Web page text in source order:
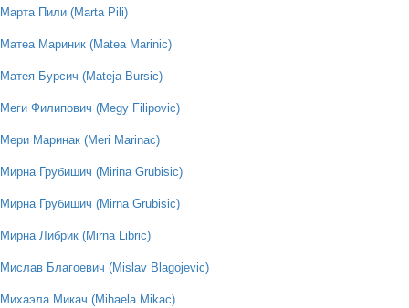
Марта Пили (Marta Pili)
Матеа Мариник (Matea Marinic)
Матея Бурсич (Mateja Bursic)
Меги Филипович (Megy Filipovic)
Мери Маринак (Meri Marinac)
Мирна Грубишич (Mirina Grubisic)
Мирна Грубишич (Mirna Grubisic)
Мирна Либрик (Mirna Libric)
Мислав Благоевич (Mislav Blagojevic)
Михаэла Микач (Mihaela Mikac)